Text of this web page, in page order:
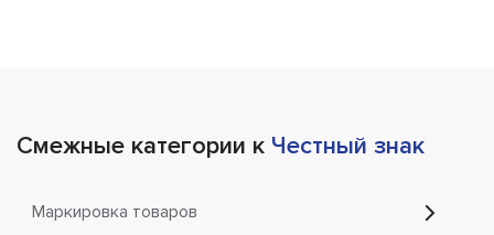
Смежные категории к Честный знак
Маркировка товаров